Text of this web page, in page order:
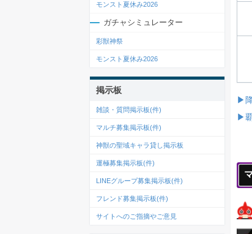
▶
▶
モンスト夏休み2026
ガチャシミュレーター
彩獣神祭
モンスト夏休み2026
掲示板
雑談・質問掲示板(件)
マルチ募集掲示板(件)
神獣の聖域キャラ貸し掲示板
運極募集掲示板(件)
LINEグループ募集掲示板(件)
フレンド募集掲示板(件)
サイトへのご指摘やご意見